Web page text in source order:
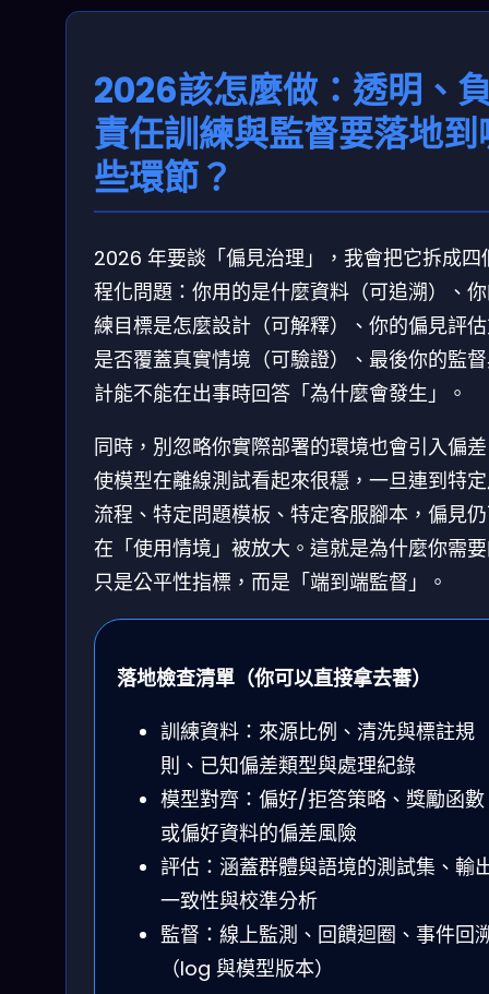
2026該怎麼做：透明、
責任訓練與監督要落地到
些環節？
2026 年要談「偏見治理」，我會把它拆成四
程化問題：你用的是什麼資料（可追溯）、
練目標是怎麼設計（可解釋）、你的偏見評
是否覆蓋真實情境（可驗證）、最後你的監
計能不能在出事時回答「為什麼會發生」。
同時，別忽略你實際部署的環境也會引入偏
使模型在離線測試看起來很穩，一旦連到特
流程、特定問題模板、特定客服腳本，偏見
在「使用情境」被放大。這就是為什麼你需
只是公平性指標，而是「端到端監督」。
落地檢查清單（你可以直接拿去審）
訓練資料：來源比例、清洗與標註規
則、已知偏差類型與處理紀錄
模型對齊：偏好/拒答策略、獎勵函數
或偏好資料的偏差風險
評估：涵蓋群體與語境的測試集、輸
一致性與校準分析
監督：線上監測、回饋迴圈、事件回
（log 與模型版本）